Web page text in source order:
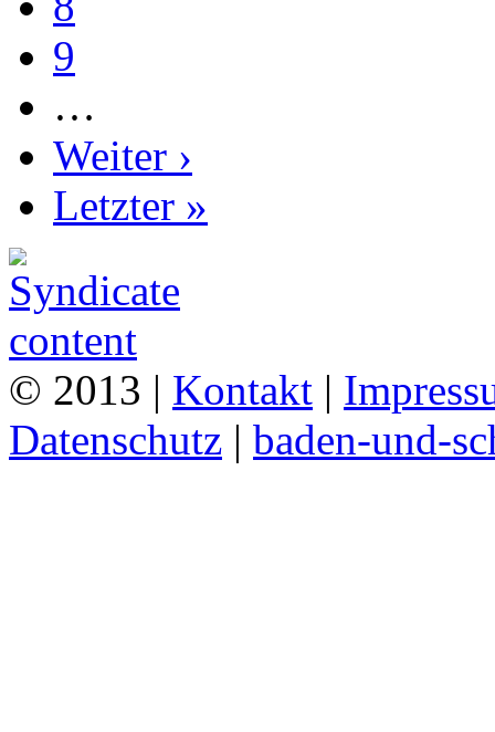
9
…
Weiter ›
Letzter »
© 2013 | Kontakt |
Datenschutz | baden-und-